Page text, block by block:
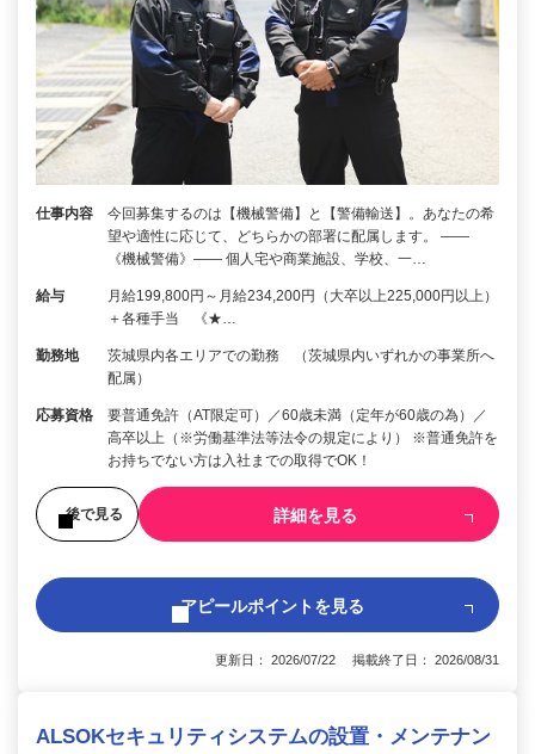
仕事内容
今回募集するのは【機械警備】と【警備輸送】。あなたの希
望や適性に応じて、どちらかの部署に配属します。 ――
《機械警備》―― 個人宅や商業施設、学校、一…
給与
月給199,800円～月給234,200円（大卒以上225,000円以上）
＋各種手当 《★…
勤務地
茨城県内各エリアでの勤務 （茨城県内いずれかの事業所へ
配属）
応募資格
要普通免許（AT限定可）／60歳未満（定年が60歳の為）／
高卒以上（※労働基準法等法令の規定により） ※普通免許を
お持ちでない方は入社までの取得でOK！
後で見る 詳細を見る
アピールポイントを見る
更新日： 2026/07/22 掲載終了日： 2026/08/31
ALSOKセキュリティシステムの設置・メンテナン